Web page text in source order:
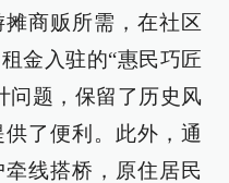
商贩所需，在社区
金入驻的“惠民巧匠
问题，保留了历史风
了便利。此外，通
线搭桥，原住居民